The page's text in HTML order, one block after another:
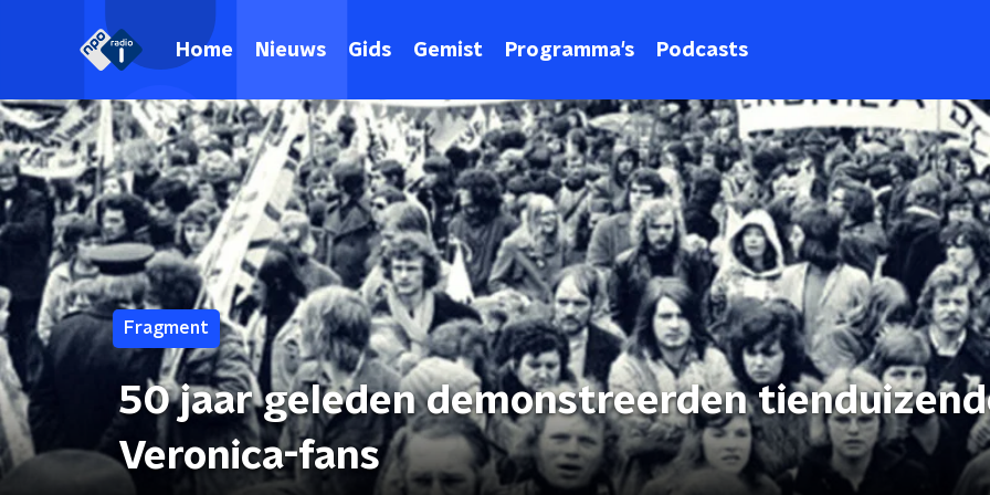
Home Nieuws Gids Gemist Programma's Podcasts
Fragment
50 jaar geleden demonstreerden
Veronica-fans